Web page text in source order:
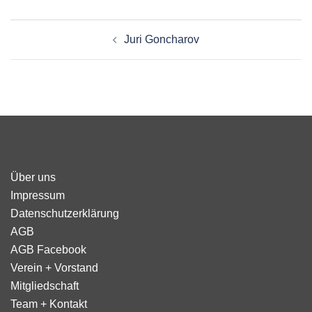
Juri Goncharov
Über uns
Impressum
Datenschutzerklärung
AGB
AGB Facebook
Verein + Vorstand
Mitgliedschaft
Team + Kontakt